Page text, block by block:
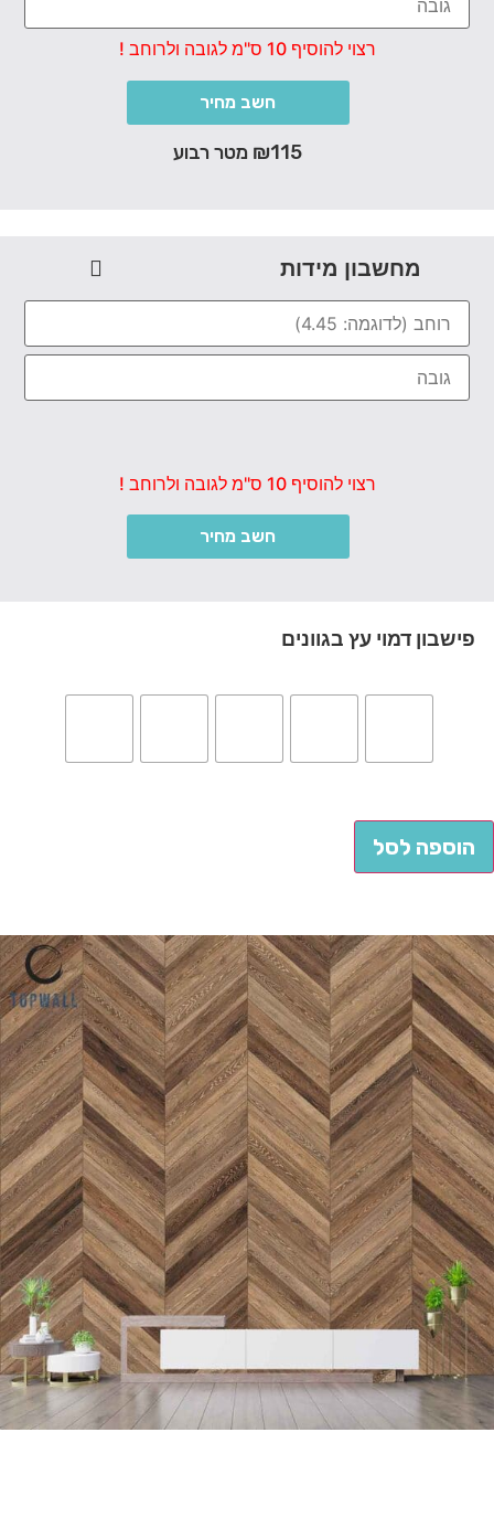
רצוי להוסיף 10 ס"מ לגובה ולרוחב !
חשב מחיר
₪115 מטר רבוע
מחשבון מידות
רצוי להוסיף 10 ס"מ לגובה ולרוחב !
חשב מחיר
פישבון דמוי עץ בגוונים
הוספה לסל